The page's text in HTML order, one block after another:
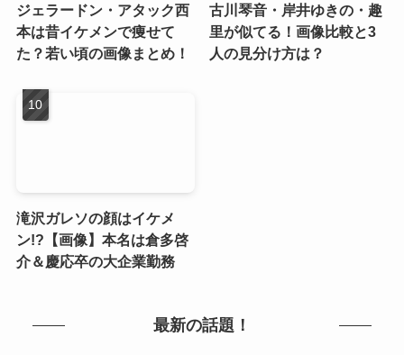
ジェラードン・アタック西
本は昔イケメンで痩せて
た？若い頃の画像まとめ！
古川琴音・岸井ゆきの・趣
里が似てる！画像比較と3
人の見分け方は？
滝沢ガレソの顔はイケメ
ン!?【画像】本名は倉多啓
介＆慶応卒の大企業勤務
最新の話題！